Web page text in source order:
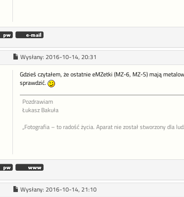
Wysłany: 2016-10-14, 20:31
Gdzieś czytałem, że ostatnie eMZetki (MZ-6, MZ-S) mają
sprawdzić.
Pozdrawiam
Łukasz Bakuła
„Fotografia – to radość życia. Aparat nie został stworzony dla
Wysłany: 2016-10-14, 21:10